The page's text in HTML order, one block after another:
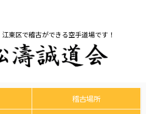
東区で稽古ができる空手道場です！
稽古場所